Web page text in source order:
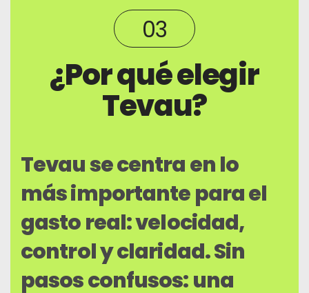
03
¿Por qué elegir
Tevau?
Tevau se centra en lo
más importante para el
gasto real: velocidad,
control y claridad. Sin
pasos confusos: una